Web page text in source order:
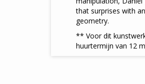
that surprises with
geometry.
** Voor dit
huurtermijn van 12